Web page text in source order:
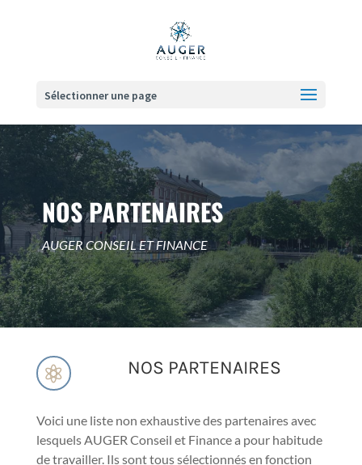
Sélectionner une page
NOS PARTENAIRES
AUGER CONSEIL ET FINANCE
 NOS PARTENAIRES
Voici une liste non exhaustive des partenaires avec
lesquels AUGER Conseil et Finance a pour habitude
de travailler. Ils sont tous sélectionnés en fonction